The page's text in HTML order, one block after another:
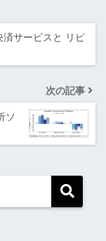
済サービスと リピ
次の記事
ソ